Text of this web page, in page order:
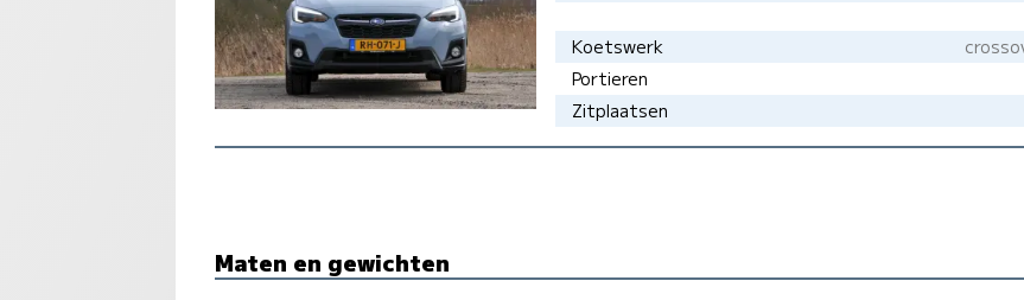
Koetswerk
Portieren
Zitplaatsen
Maten en gewichten